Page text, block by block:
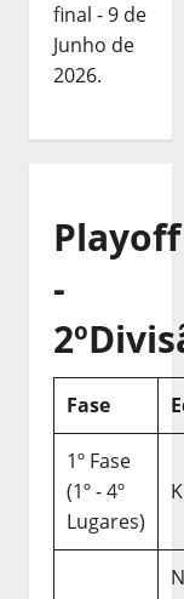
final - 9 de
Junho de
2026.
Playoff
-
Fase
1º Fase
(1º - 4º
Lugares)